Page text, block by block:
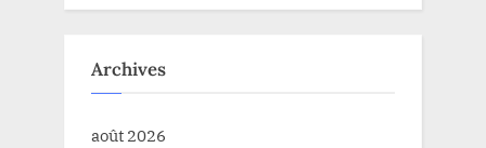
Archives
août 2026